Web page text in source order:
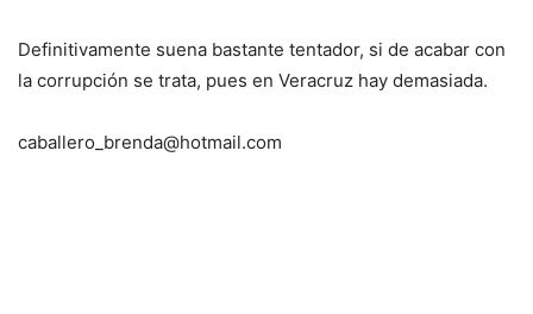
Definitivamente suena bastante tentador, si de acabar con
la corrupción se trata, pues en Veracruz hay demasiada.
caballero_brenda@hotmail.com